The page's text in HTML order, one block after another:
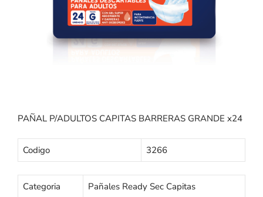
PAÑAL P/ADULTOS CAPITAS BARRERAS GRANDE x24
Codigo 3266
Categoria Pañales Ready Sec Capitas